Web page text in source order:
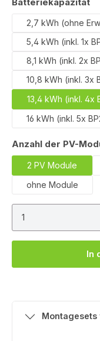
2,7 kWh (ohne
5,4 kWh (inkl. 1x
8,1 kWh (inkl. 2x
10,8 kWh (inkl. 3x
13,4 kWh (inkl. 4x
16 kWh (inkl. 5x
Anzahl der PV-
2 PV Module
ohne Module
Produkt
In
Montagesets